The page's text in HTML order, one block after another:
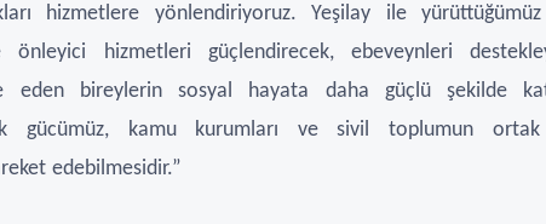
hizmetlere yönlendiriyoruz. Yeşilay ile
önleyici hizmetleri güçlendirecek, ebeveynleri
eden bireylerin sosyal hayata daha güçlü şekilde
gücümüz, kamu kurumları ve sivil toplumun
edebilmesidir.”